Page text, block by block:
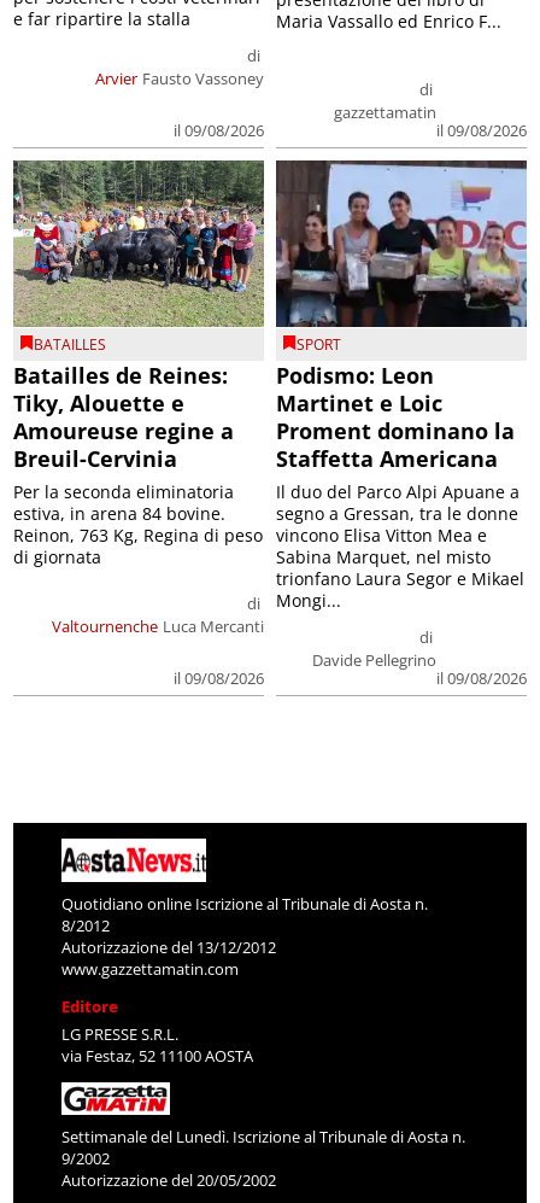
Arvier
di
Fausto Vassoney
il 09/08/2026
e far ripartire la stalla
di
gazzettamatin
il 09/08/2026
Maria Vassallo ed Enrico F...
BATAILLES
Batailles de Reines:
Tiky, Alouette e
Amoureuse regine a
Breuil-Cervinia
Valtournenche
di
Luca Mercanti
il 09/08/2026
Per la seconda eliminatoria
estiva, in arena 84 bovine.
Reinon, 763 Kg, Regina di peso
di giornata
SPORT
Podismo: Leon
Martinet e Loic
Proment dominano la
Staffetta Americana
di
Davide Pellegrino
il 09/08/2026
Il duo del Parco Alpi Apuane a
segno a Gressan, tra le donne
vincono Elisa Vitton Mea e
Sabina Marquet, nel misto
trionfano Laura Segor e Mikael
Mongi...
Quotidiano online Iscrizione al Tribunale di Aosta n.
8/2012
Autorizzazione del 13/12/2012
www.gazzettamatin.com
Editore
LG PRESSE S.R.L.
via Festaz, 52 11100 AOSTA
Settimanale del Lunedì. Iscrizione al Tribunale di Aosta n.
9/2002
Autorizzazione del 20/05/2002